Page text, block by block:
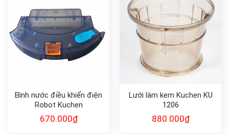
Bình nước điều khiển điện
Robot Kuchen
670.000₫
Lưới làm kem Kuchen KU
1206
880.000₫